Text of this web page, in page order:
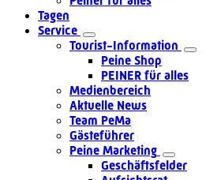
Tagen
Service
Tourist-Information
Peine Shop
PEINER für alles
Medienbereich
Aktuelle News
Team PeMa
Gästeführer
Peine Marketing
Geschäftsfelder